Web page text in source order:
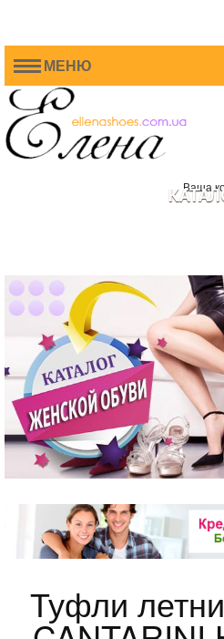
МЕНЮ
Ваша
Туфли